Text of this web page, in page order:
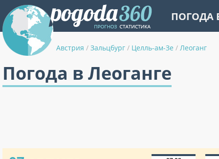
ПОГОДА
Австрия / Зальцбург / Целль-ам-Зе / Леоганг
Погода в Леоганге